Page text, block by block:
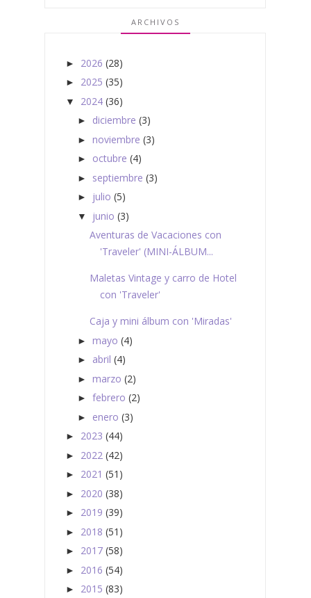
ARCHIVOS
► 2026 (28)
► 2025 (35)
▼ 2024 (36)
► diciembre (3)
► noviembre (3)
► octubre (4)
► septiembre (3)
► julio (5)
▼ junio (3)
Aventuras de Vacaciones con
'Traveler' (MINI-ÁLBUM...
Maletas Vintage y carro de Hotel
con 'Traveler'
Caja y mini álbum con 'Miradas'
► mayo (4)
► abril (4)
► marzo (2)
► febrero (2)
► enero (3)
► 2023 (44)
► 2022 (42)
► 2021 (51)
► 2020 (38)
► 2019 (39)
► 2018 (51)
► 2017 (58)
► 2016 (54)
► 2015 (83)